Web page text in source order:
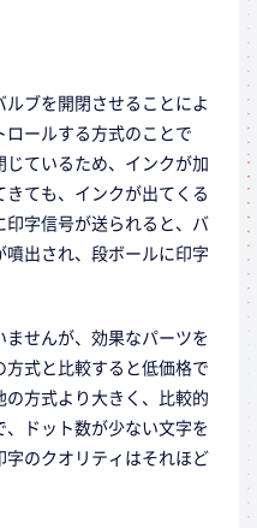
ブを開閉させることによ
ールする方式のことで
ているため、インクが加
ても、インクが出てくる
字信号が送られると、バ
出され、段ボールに印字
せんが、効果なパーツを
式と比較すると低価格で
方式より大きく、比較的
ドット数が少ない文字を
のクオリティはそれほど